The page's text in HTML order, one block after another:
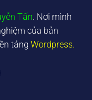
Tấn. Nơi mình
của bản
tảng Wordpress.